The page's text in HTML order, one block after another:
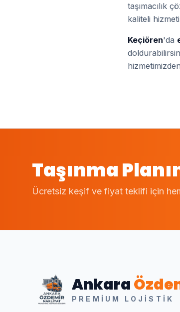
taşımacılık
kaliteli
Keçiören'da
Taşınma
Ücretsiz keşif ve fiyat teklifi için
Ankara
PREMIUM LOJISTIK